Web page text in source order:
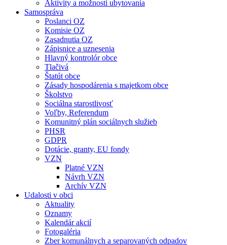
Aktivity a možnosti ubytovania
Samospráva
Poslanci OZ
Komisie OZ
Zasadnutia OZ
Zápisnice a uznesenia
Hlavný kontrolór obce
Tlačivá
Štatút obce
Zásady hospodárenia s majetkom obce
Školstvo
Sociálna starostlivosť
Voľby, Referendum
Komunitný plán sociálnych služieb
PHSR
GDPR
Dotácie, granty, EU fondy
VZN
Platné VZN
Návrh VZN
Archív VZN
Udalosti v obci
Aktuality
Oznamy
Kalendár akcií
Fotogaléria
Zber komunálnych a separovaných odpadov